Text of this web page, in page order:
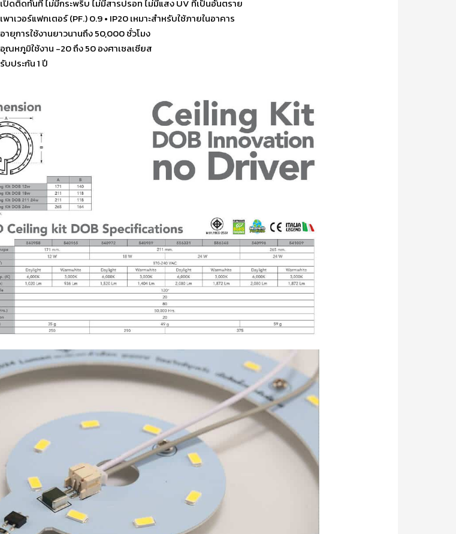
เปิดติดทันที ไม่มีกระพริบ ไม่มีสารปรอท ไม่มีแสง UV ที่เป็นอันตราย
เพาเวอร์แฟกเตอร์ (PF.) 0.9 • IP20 เหมาะสำหรับใช้ภายในอาคาร
อายุการใช้งานยาวนานถึง 50,000 ชั่วโมง
อุณหภูมิใช้งาน -20 ถึง 50 องศาเซลเซียส
รับประกัน 1 ปี